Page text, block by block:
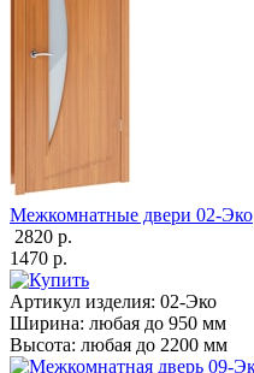
Межкомнатные двери 02-Эко
2820 р.
1470 р.
Артикул изделия: 02-Эко
Ширина: любая до 950 мм
Высота: любая до 2200 мм